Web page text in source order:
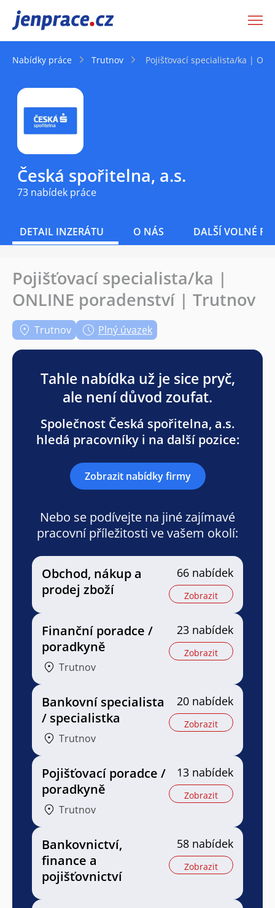
JenPráce.cz
Nabídky práce Trutnov Pojišťovací specialista/ka |
Česká spořitelna, a.s.
73 nabídek práce
DETAIL INZERÁTU O NÁS DALŠÍ VOLNÉ
Pojišťovací specialista/ka |
ONLINE poradenství | Trutnov
Trutnov Plný úvazek
Tahle nabídka už je sice pryč,
ale není důvod zoufat.
Společnost Česká spořitelna, a.s.
hledá pracovníky i na další pozice:
Zobrazit nabídky firmy
Nebo se podívejte na jiné zajímavé
pracovní příležitosti ve vašem okolí:
Obchod, nákup a
prodej zboží
66 nabídek
Zobrazit
Finanční poradce /
poradkyně
Trutnov
23 nabídek
Zobrazit
Bankovní specialista
/ specialistka
Trutnov
20 nabídek
Zobrazit
Pojišťovací poradce /
poradkyně
Trutnov
13 nabídek
Zobrazit
Bankovnictví,
finance a
pojišťovnictví
58 nabídek
Zobrazit